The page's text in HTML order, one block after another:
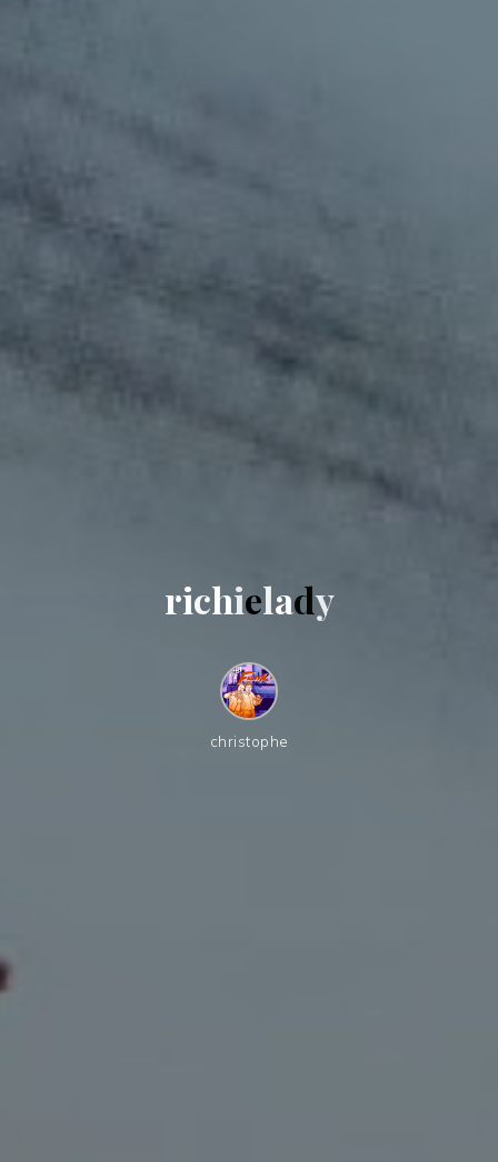
richielady
christophe